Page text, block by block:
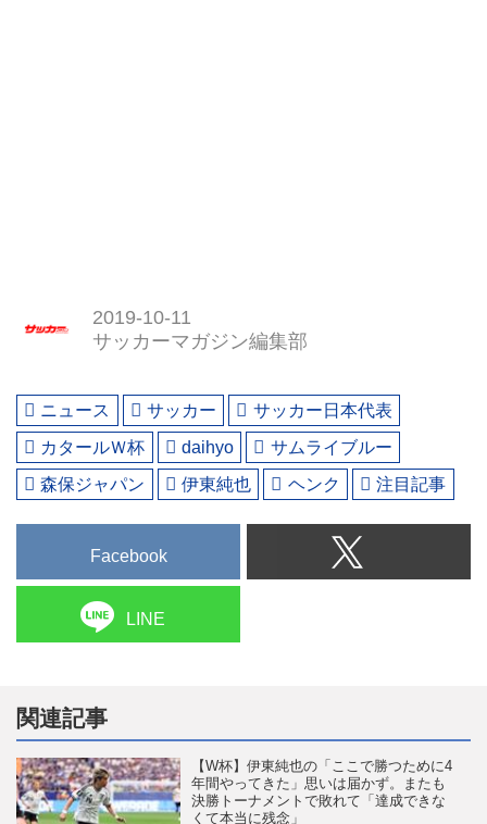
2019-10-11
サッカーマガジン編集部
ニュース サッカー
サッカー日本代表
カタールＷ杯
daihyo
サムライブルー
森保ジャパン
伊東純也 ヘンク 注目記事
Facebook
LINE
関連記事
【W杯】伊東純也の「ここで勝つために4
年間やってきた」思いは届かず。またも
決勝トーナメントで敗れて「達成できな
くて本当に残念」